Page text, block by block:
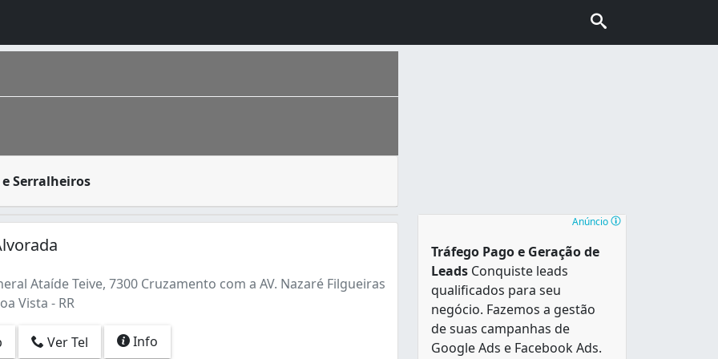
Serralheiros
Ataíde Teive, 7300 Cruzamento com a AV. Nazaré Filgueiras
Vista - RR
Ver Tel Info
Anúncio
Tráfego Pago e Geração de
Leads Conquiste leads
qualificados para seu
negócio. Fazemos a gestão
de suas campanhas de
Google Ads e Facebook Ads.